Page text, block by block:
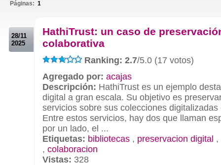
Páginas: 1
28/11
2025
HathiTrust: un caso de
colaborativa
Ranking: 2.7/5.0 (17 votos)
Agregado por: acajas
Descripción: HathiTrust es un ejemplo
digital a gran escala. Su objetivo es
servicios sobre sus colecciones
Entre estos servicios, hay dos que llaman
por un lado, el ...
Etiquetas: bibliotecas , preservacion digital ,
, colaboracion
Vistas: 328